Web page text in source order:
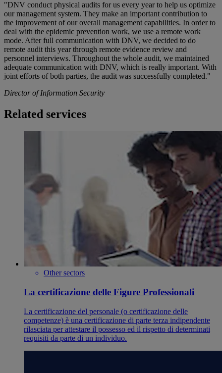
"DNV conduct physical audits for us every year to help us optimize
our management system. They make an important contribution to
the improvement of our overall management capabilities. In order to
deal with the epidemic prevention work, we use a remote work
mode. After full communication with DNV, we decided to do
remote audit this year through remote evidence review and
personnel interviews. Throughout the whole audit, we maintained
adequate communication with DNV, which is really important. With
joint efforts of both parties, the audit was successfully completed."
Director of Information Security
Related services
Other sectors
La certificazione delle Figure Professionali
La certificazione del personale (o certificazione delle
competenze) è una certificazione di parte terza indipendente
rilasciata per attestare il possesso ed il rispetto di determinati
requisiti da parte di un individuo.